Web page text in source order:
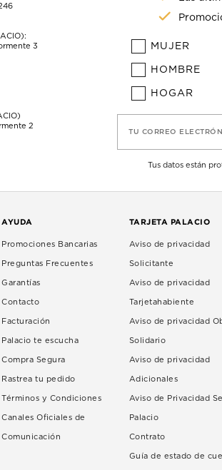
3
2
MUJER
HOMBRE
HOGAR
TU CORREO
Tus datos están
AYUDA
Promociones Bancarias
Preguntas Frecuentes
Garantías
Contacto
Facturación
Palacio te escucha
Compra Segura
Rastrea tu pedido
Términos y Condiciones
Canales Oficiales de
Comunicación
TARJETA PALACIO
Aviso de privacidad
Solicitante
Aviso de privacidad
Tarjetahabiente
Aviso de privacidad
Solidario
Aviso de privacidad
Adicionales
Aviso de Privacidad
Palacio
Contrato
Guía de estado de